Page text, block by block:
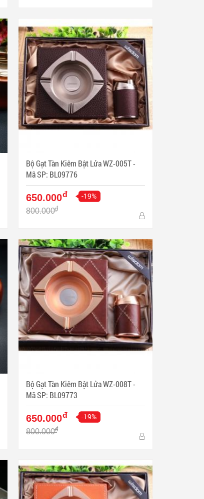
Bộ Gạt Tàn Kiêm Bật Lửa WZ-005T -
Mã SP: BL09776
650.000đ -19%
800.000đ
Bộ Gạt Tàn Kiêm Bật Lửa WZ-008T -
Mã SP: BL09773
650.000đ -19%
800.000đ